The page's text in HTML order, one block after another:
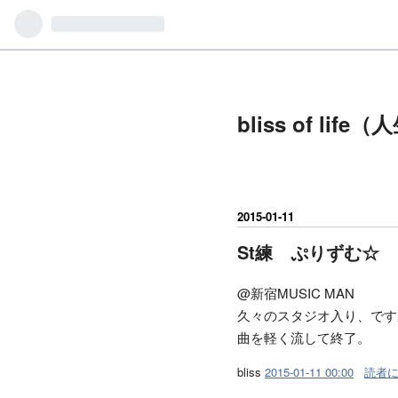
bliss of life（人
2015-01-11
St練 ぷりずむ☆
@新宿MUSIC MAN
久々のスタジオ入り、で
曲を軽く流して終了。
bliss 2015-01-11 00:00 読者